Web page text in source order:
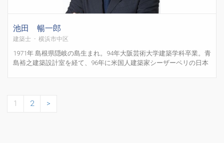
池田 暢一郎
建築士 - 横浜市中区
1971年 島根県隠岐の島生まれ。94年大阪芸術大学建築学科卒業。青
島裕之建築設計室を経て、96年に米国人建築家シーザーペリの日本
1 2 >